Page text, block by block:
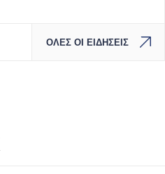
ΟΛΕΣ ΟΙ ΕΙΔΗΣΕΙΣ